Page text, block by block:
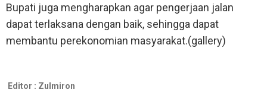
Bupati juga mengharapkan agar pengerjaan jalan
dapat terlaksana dengan baik, sehingga dapat
membantu perekonomian masyarakat.(gallery)
Editor : Zulmiron